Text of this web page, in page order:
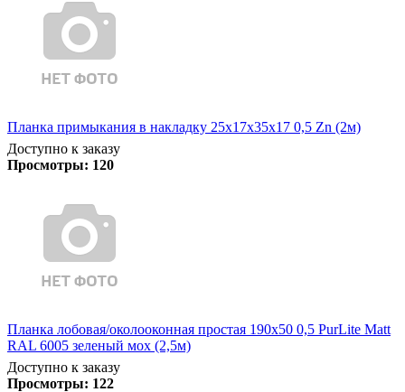
Планка примыкания в накладку 25х17х35х17 0,5 Zn (2м)
Доступно к заказу
Просмотры: 120
Планка лобовая/околооконная простая 190х50 0,5 PurLite Matt
RAL 6005 зеленый мох (2,5м)
Доступно к заказу
Просмотры: 122